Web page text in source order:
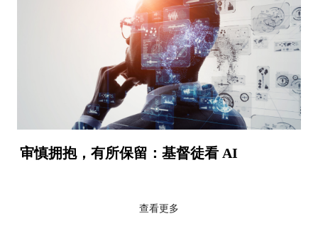
审慎拥抱，有所保留：基督徒看 AI
查看更多